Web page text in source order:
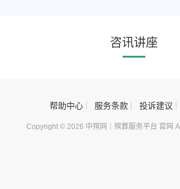
咨讯讲座
帮助中心 服务条款 投诉建议
Copyright © 2026 中殡网｜殡葬服务平台 官网